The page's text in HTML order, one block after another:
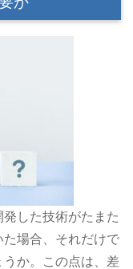
した技術がたまた
た場合、それだけで
か。この点は、差